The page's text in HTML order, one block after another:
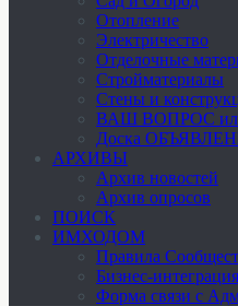
Отопление
Электричество
Отделочные
Стройматериалы
Стены и
ВАШ ВОПРОС
Доска
АРХИВЫ
Архив новостей
Архив опросов
ПОИСК
ИМХОДОМ
Правила
Бизнес-интеграция
Форма связи с